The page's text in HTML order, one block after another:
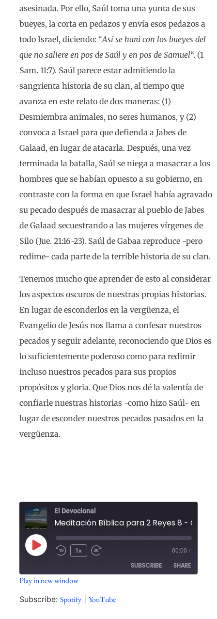
asesinada. Por ello, Saúl toma una yunta de sus
bueyes, la corta en pedazos y envía esos pedazos a
todo Israel, diciendo: “Así se hará con los bueyes del
que no saliere en pos de Saúl y en pos de Samuel“. (1
Sam. 11:7). Saúl parece estar admitiendo la
sangrienta historia de su clan, al tiempo que
avanza en este relato de dos maneras: (1)
Desmiembra animales, no seres humanos, y (2)
convoca a Israel para que defienda a Jabes de
Galaad, en lugar de atacarla. Después, una vez
terminada la batalla, Saúl se niega a masacrar a los
hombres que se habían opuesto a su gobierno, en
contraste con la forma en que Israel había agravado
su pecado después de masacrar al pueblo de Jabes
de Galaad secuestrando a las mujeres vírgenes de
Silo (Jue. 21:16-23). Saúl de Gabaa reproduce -pero
redime- cada parte de la terrible historia de su clan.
Tenemos mucho que aprender de esto al considerar
los aspectos oscuros de nuestras propias historias.
En lugar de esconderlos en la vergüenza, el
Evangelio de Jesús nos llama a confesar nuestros
pecados y seguir adelante, reconociendo que Dios es
lo suficientemente poderoso como para redimir
incluso nuestros pecados para sus propios
propósitos y gloria. Que Dios nos dé la valentía de
confiarle nuestras historias -como hizo Saúl- en
lugar de esconder nuestros pecados pasados en la
vergüenza.
El Devocional
1x 00:00 /
SUBSCRIBE SHARE
SHARE
Play in new window
Subscribe: Spotify| YouTube